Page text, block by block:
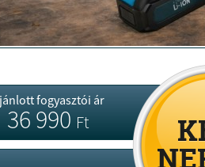
fogyasztói ár
36 990Ft